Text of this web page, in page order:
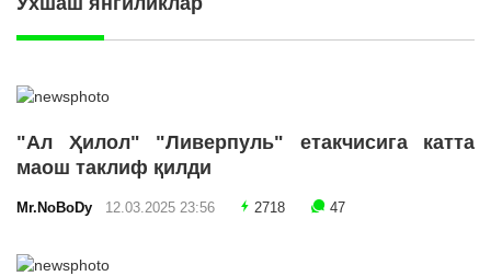
"Ал Ҳилол" "Ливерпуль" етакчисига катта
маош таклиф қилди
Mr.NoBoDy 12.03.2025 23:56 2718 47